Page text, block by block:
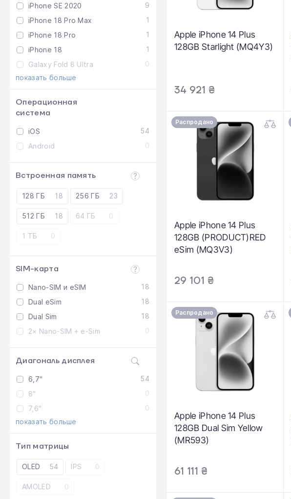
iPhone SE 2020
9
iPhone 18 Pro Max
1
iPhone 18 Pro
1
iPhone 18
1
Galaxy Fold 8 Ultra
0
показать больше
Операционная
система
iOS
54
Android
0
Встроенная память
128 ГБ 18 256 ГБ 23
512 ГБ 18 64 ГБ 0
1 ТБ 0
SIM-карта
Nano-SIM и eSIM
18
Dual eSim
18
Dual Sim
18
2× Nano-SIM + e-Sim
0
Диагональ дисплея
6,7"
54
8"
0
7,6"
0
показать больше
Тип матрицы
OLED 54 IPS 0
AMOLED 0
Apple iPhone 14 Plus
128GB Starlight (MQ4Y3)
34 921 ₴
Распродано
Apple iPhone 14 Plus
128GB (PRODUCT)RED
eSim (MQ3V3)
29 101 ₴
Распродано
Apple iPhone 14 Plus
128GB Dual Sim Yellow
(MR593)
61 111 ₴